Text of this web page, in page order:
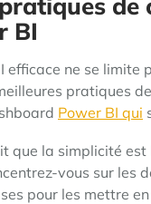
BI
efficace ne se limite
pratiques
Power BI qui
que la simplicité
vous sur les
pour les mettre